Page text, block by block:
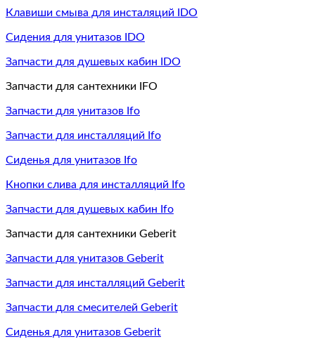
Клавиши смыва для инсталяций IDO
Сидения для унитазов IDO
Запчасти для душевых кабин IDO
Запчасти для сантехники IFO
Запчасти для унитазов Ifo
Запчасти для инсталляций Ifo
Сиденья для унитазов Ifo
Кнопки слива для инсталляций Ifo
Запчасти для душевых кабин Ifo
Запчасти для сантехники Geberit
Запчасти для унитазов Geberit
Запчасти для инсталляций Geberit
Запчасти для смесителей Geberit
Сиденья для унитазов Geberit